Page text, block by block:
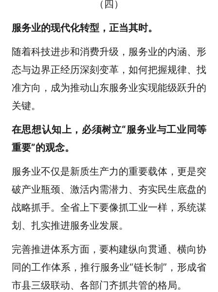
（四）
服务业的现代化转型，正当其时。
随着科技进步和消费升级，服务业的内涵、形
态与边界正经历深刻变革，如何把握规律、找
准方向，成为推动山东服务业实现能级跃升的
关键。
在思想认知上，必须树立“服务业与工业同等
重要”的观念。
服务业不仅是新质生产力的重要载体，更是突
破产业瓶颈、激活内需潜力、夯实民生底盘的
战略抓手。全省上下要像抓工业一样，系统谋
划、扎实推进服务业发展。
完善推进体系方面，要构建纵向贯通、横向协
同的工作体系，推行服务业“链长制”，形成省
市县三级联动、各部门齐抓共管的格局。